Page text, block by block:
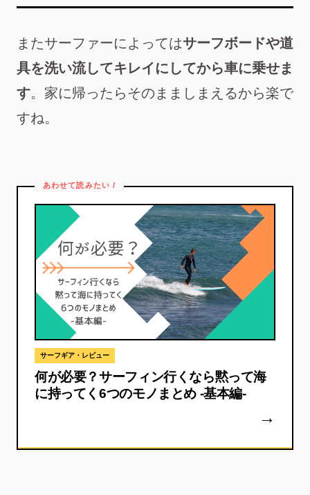
またサーファーによってはサーフボードや道
具を洗い流してキレイにしてから車に乗せま
す。家に帰ったらそのまましまえるから楽で
すね。
サーフギア・レビュー
何が必要？サーフィン行くなら黙って海
に持ってく6つのモノまとめ -基本編-